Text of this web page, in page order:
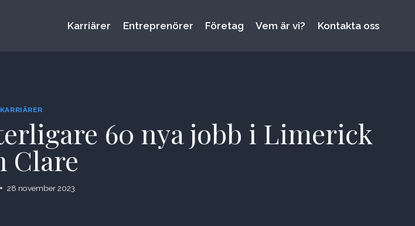
Karriärer Entreprenörer Företag Vem är vi? Kontakta oss
KARRIÄRER
60 nya jobb i Limerick
Clare
28 november 2023